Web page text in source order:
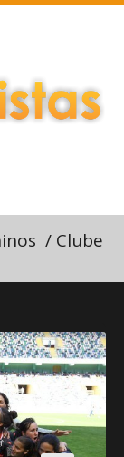
/ Clube